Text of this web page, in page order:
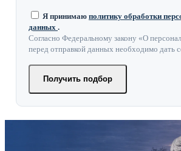
Я принимаю политику обработки
данных .
Согласно Федеральному закону «О
перед отправкой данных необходимо дать
Получить подбор